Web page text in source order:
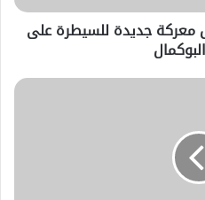
معركة جديدة للسيطرة على